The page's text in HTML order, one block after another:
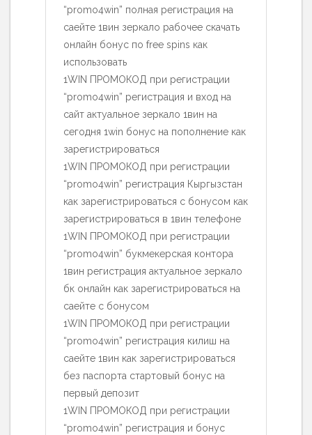
“promo4win” полная регистрация на
саейте 1вин зеркало рабочее скачать
онлайн бонус по free spins как
использовать
1WIN ПРОМОКОД при регистрации
“promo4win” регистрация и вход на
сайт актуальное зеркало 1вин на
сегодня 1win бонус на пополнение как
зарегистрироваться
1WIN ПРОМОКОД при регистрации
“promo4win” регистрация Кыргызстан
как зарегистрироваться с бонусом как
зарегистрироваться в 1вин телефоне
1WIN ПРОМОКОД при регистрации
“promo4win” букмекерская контора
1вин регистрация актуальное зеркало
бк онлайн как зарегистрироваться на
саейте с бонусом
1WIN ПРОМОКОД при регистрации
“promo4win” регистрация килиш на
саейте 1вин как зарегистрироваться
без паспорта стартовый бонус на
первый депозит
1WIN ПРОМОКОД при регистрации
“promo4win” регистрация и бонус